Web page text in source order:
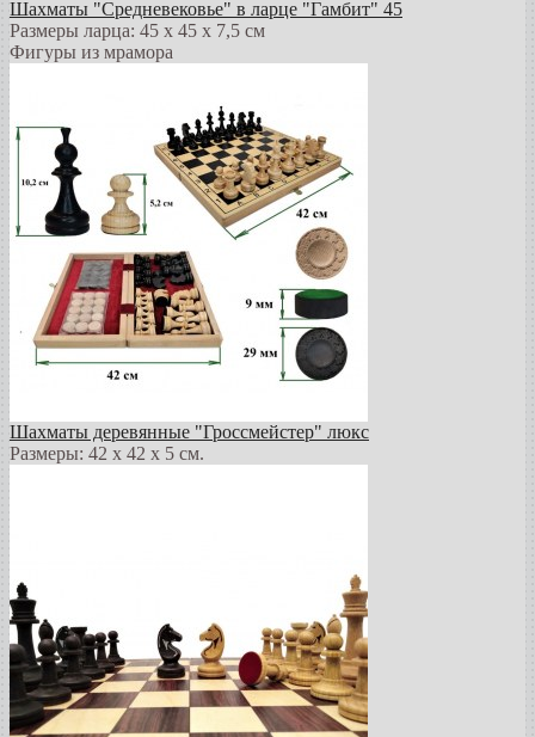
Шахматы "Средневековье" в ларце "Гамбит" 45
Размеры ларца: 45 x 45 х 7,5 см
Фигуры из мрамора
Шахматы деревянные "Гроссмейстер" люкс
Размеры: 42 x 42 x 5 см.